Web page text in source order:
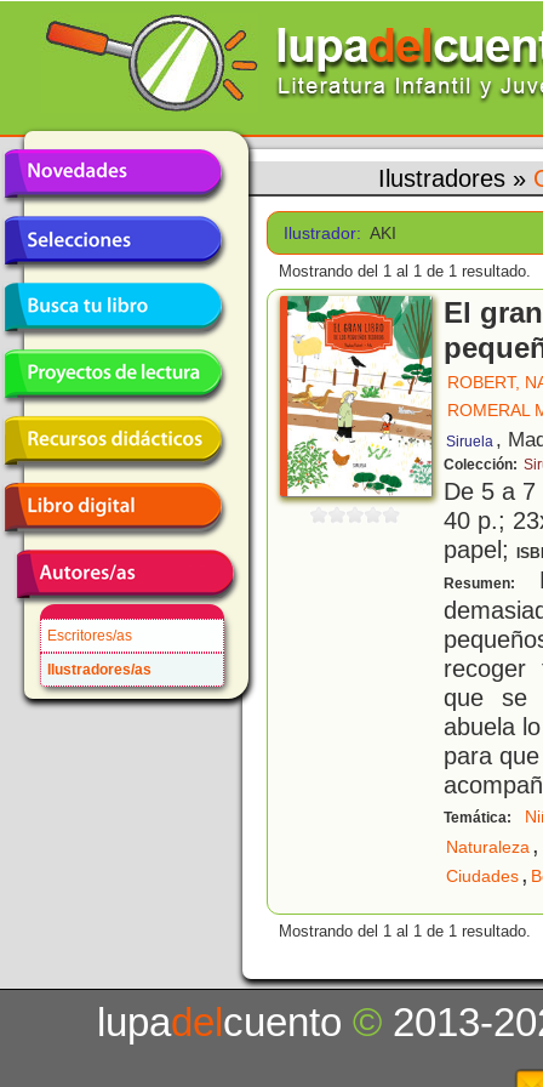
Escritores/as
Ilustradores/as
Ilustradores »
Ilustrador: AKI
Mostrando del 1 al 1 de 1 resultado.
El
ROBERT,
ROMERAL
Siruela ,
Colección:
De 5 a
40 p.;
papel;
Resumen:
recoger
que se
abuela
para
Temática:
Naturaleza,
Ciudades,
Mostrando del 1 al 1 de 1 resultado.
lupadelcuento© 2013-